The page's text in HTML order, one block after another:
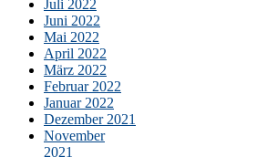
Juli 2022
Juni 2022
Mai 2022
April 2022
März 2022
Februar 2022
Januar 2022
Dezember 2021
November
2021